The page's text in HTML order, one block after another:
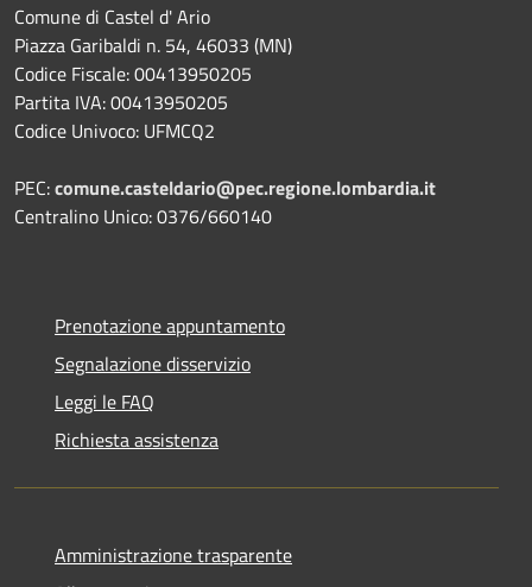
Comune di Castel d' Ario
Piazza Garibaldi n. 54, 46033 (MN)
Codice Fiscale: 00413950205
Partita IVA: 00413950205
Codice Univoco: UFMCQ2
PEC:comune.casteldario@pec.regione.lombardia.it
Centralino Unico: 0376/660140
Prenotazione appuntamento
Segnalazione disservizio
Leggi le FAQ
Richiesta assistenza
Amministrazione trasparente